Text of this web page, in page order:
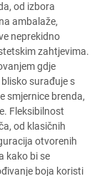
od izbora
ambalaže,
neprekidno
zahtjevima.
gdje
surađuje s
smjernice brenda,
Fleksibilnost
od klasičnih
otvorenih
kako bi se
boja koristi